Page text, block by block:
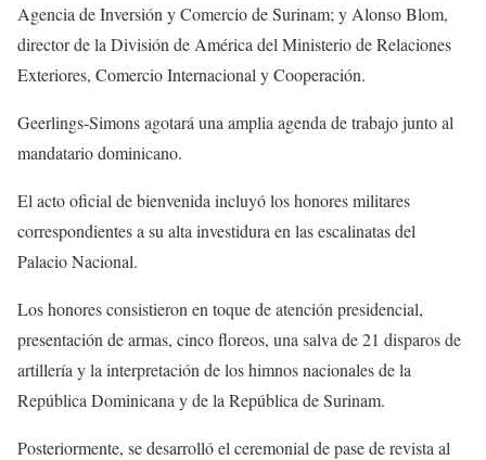
Agencia de Inversión y Comercio de Surinam; y Alonso Blom,
director de la División de América del Ministerio de Relaciones
Exteriores, Comercio Internacional y Cooperación.
Geerlings-Simons agotará una amplia agenda de trabajo junto al
mandatario dominicano.
El acto oficial de bienvenida incluyó los honores militares
correspondientes a su alta investidura en las escalinatas del
Palacio Nacional.
Los honores consistieron en toque de atención presidencial,
presentación de armas, cinco floreos, una salva de 21 disparos de
artillería y la interpretación de los himnos nacionales de la
República Dominicana y de la República de Surinam.
Posteriormente, se desarrolló el ceremonial de pase de revista al